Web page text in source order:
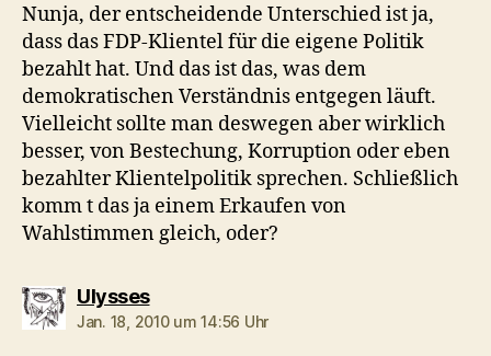
Nunja, der entscheidende Unterschied ist ja,
dass das FDP-Klientel für die eigene Politik
bezahlt hat. Und das ist das, was dem
demokratischen Verständnis entgegen läuft.
Vielleicht sollte man deswegen aber wirklich
besser, von Bestechung, Korruption oder eben
bezahlter Klientelpolitik sprechen. Schließlich
komm t das ja einem Erkaufen von
Wahlstimmen gleich, oder?
Ulyssessagt:
Jan. 18, 2010 um 14:56 Uhr